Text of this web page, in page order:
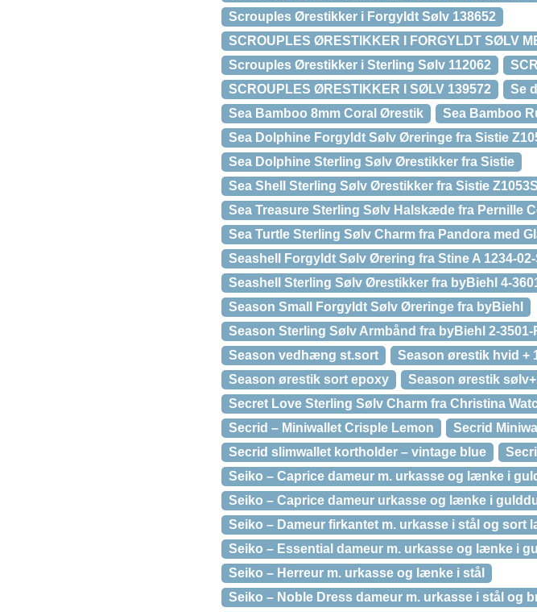
Scrouples Ørestikker i Forgyldt Sølv 138652
SCROUPLES ØRESTIKKER I FORGYLDT SØLV
Scrouples Ørestikker i Sterling Sølv 112062
SCROUPLES ØRESTIKKER I SØLV 139572
Se
Sea Bamboo 8mm Coral Ørestik
Sea Bamboo
Sea Dolphine Forgyldt Sølv Øreringe fra Sistie
Sea Dolphine Sterling Sølv Ørestikker fra Sistie
Sea Shell Sterling Sølv Ørestikker fra Sistie
Sea Treasure Sterling Sølv Halskæde fra Pernille
Sea Turtle Sterling Sølv Charm fra Pandora med
Seashell Forgyldt Sølv Ørering fra Stine A 1234-02-
Seashell Sterling Sølv Ørestikker fra byBiehl 4-
Season Small Forgyldt Sølv Øreringe fra byBiehl
Season Sterling Sølv Armbånd fra byBiehl 2-3501-
Season vedhæng st.sort
Season ørestik hvid +
Season ørestik sort epoxy
Season ørestik
Secret Love Sterling Sølv Charm fra Christina
Secrid – Miniwallet Crisple Lemon
Secrid
Secrid slimwallet kortholder – vintage blue
Seiko – Caprice dameur m. urkasse og lænke i
Seiko – Caprice dameur urkasse og lænke i
Seiko – Dameur firkantet m. urkasse i stål og sort
Seiko – Essential dameur m. urkasse og lænke i
Seiko – Herreur m. urkasse og lænke i stål
Seiko – Noble Dress dameur m. urkasse i stål og